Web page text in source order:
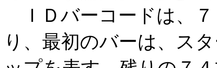
ＩＤバーコードは、
り、最初のバーは、ス